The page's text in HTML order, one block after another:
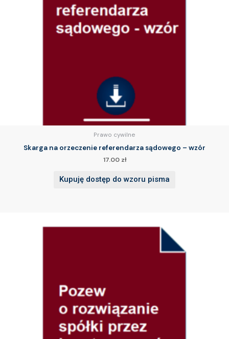
Prawo cywilne
Skarga na orzeczenie referendarza sądowego – wzór
17.00 zł
Kupuję dostęp do wzoru pisma